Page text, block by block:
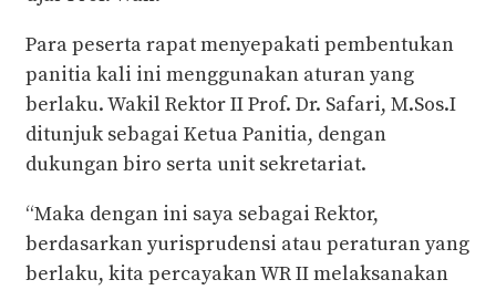
Para peserta rapat menyepakati pembentukan
panitia kali ini menggunakan aturan yang
berlaku. Wakil Rektor II Prof. Dr. Safari, M.Sos.I
ditunjuk sebagai Ketua Panitia, dengan
dukungan biro serta unit sekretariat.
“Maka dengan ini saya sebagai Rektor,
berdasarkan yurisprudensi atau peraturan yang
berlaku, kita percayakan WR II melaksanakan